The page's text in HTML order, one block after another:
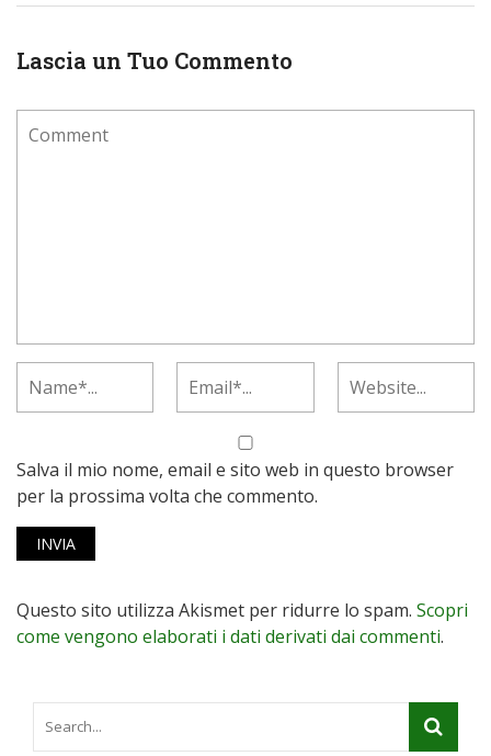
Lascia un Tuo Commento
Salva il mio nome, email e sito web in questo browser
per la prossima volta che commento.
Questo sito utilizza Akismet per ridurre lo spam. Scopri
come vengono elaborati i dati derivati dai commenti.